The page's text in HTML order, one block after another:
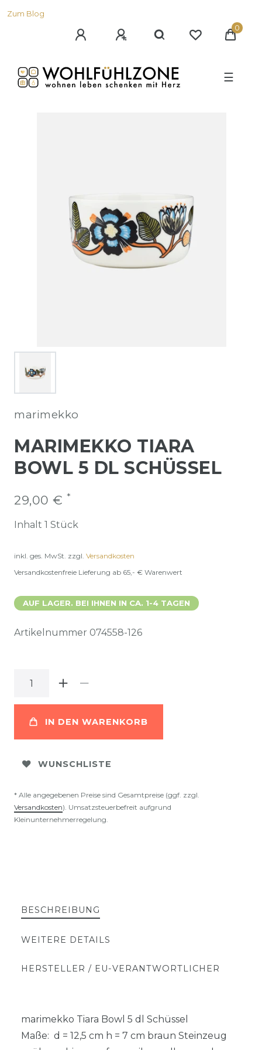
Zum Blog
0
☰
marimekko
MARIMEKKO TIARA
BOWL 5 DL SCHÜSSEL
29,00 € *
Inhalt 1 Stück
inkl. ges. MwSt. zzgl. Versandkosten
Versandkostenfreie Lieferung ab 65,- € Warenwert
AUF LAGER. BEI IHNEN IN CA. 1-4 TAGEN
Artikelnummer 074558-126
IN DEN WARENKORB
WUNSCHLISTE
* Alle angegebenen Preise sind Gesamtpreise (ggf. zzgl.
Versandkosten). Umsatzsteuerbefreit aufgrund
Kleinunternehmerregelung.
BESCHREIBUNG
WEITERE DETAILS
HERSTELLER / EU-VERANTWORTLICHER
marimekko Tiara Bowl 5 dl Schüssel
Maße: d = 12,5 cm h = 7 cm braun Steinzeug